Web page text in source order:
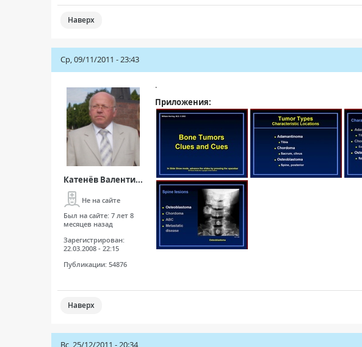
Наверх
Ср, 09/11/2011 - 23:43
Катенёв Валенти...
Не на сайте
Был на сайте: 7 лет 8
месяцев назад
Зарегистрирован:
22.03.2008 - 22:15
Публикации: 54876
.
Приложения:
Наверх